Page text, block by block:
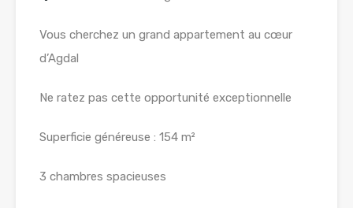
Vous cherchez un grand appartement au cœur
d’Agdal
Ne ratez pas cette opportunité exceptionnelle
Superficie généreuse : 154 m²
3 chambres spacieuses